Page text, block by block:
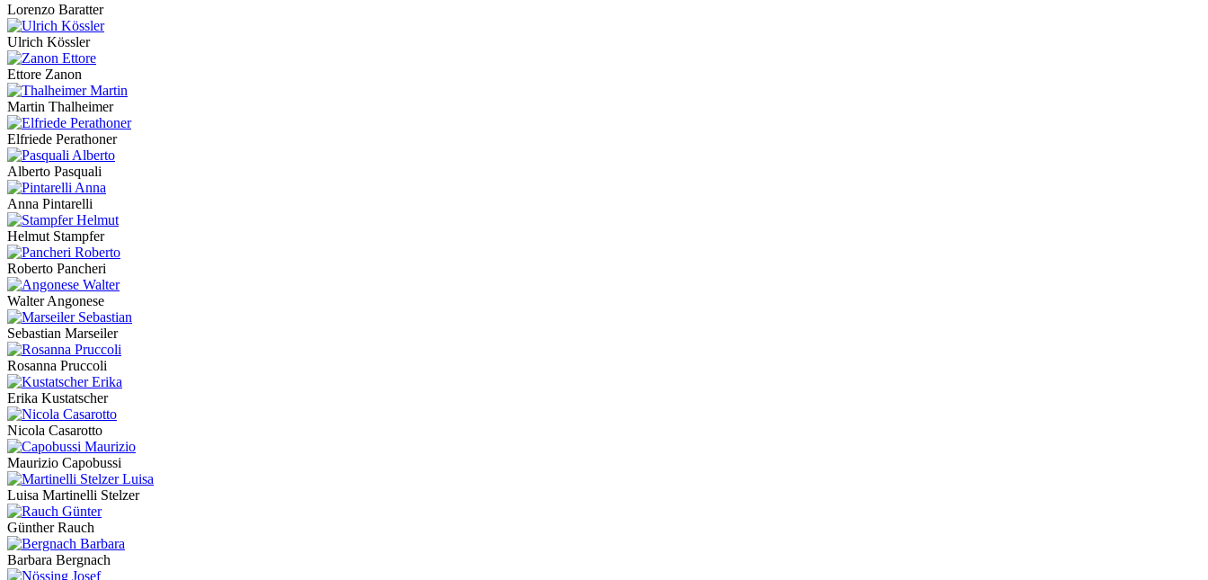
Lorenzo Baratter
Ulrich Kössler
Ettore Zanon
Martin Thalheimer
Elfriede Perathoner
Alberto Pasquali
Anna Pintarelli
Helmut Stampfer
Roberto Pancheri
Walter Angonese
Sebastian Marseiler
Rosanna Pruccoli
Erika Kustatscher
Nicola Casarotto
Maurizio Capobussi
Luisa Martinelli Stelzer
Günther Rauch
Barbara Bergnach